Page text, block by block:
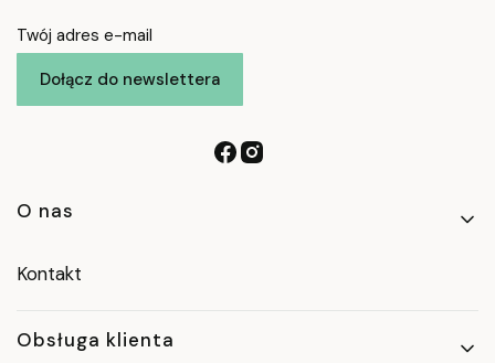
Twój adres e-mail
Dołącz do newslettera
Linki w stopce
O nas
Kontakt
Obsługa klienta